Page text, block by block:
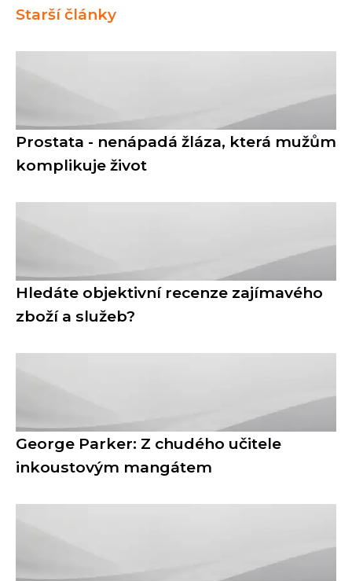
Starší články
Prostata - nenápadá žláza, která mužům
komplikuje život
Hledáte objektivní recenze zajímavého
zboží a služeb?
George Parker: Z chudého učitele
inkoustovým mangátem